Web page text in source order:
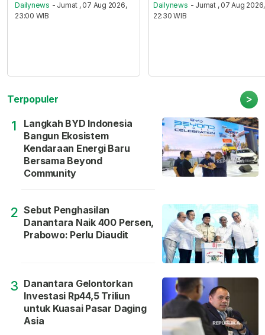
Dailynews - Jumat , 07 Aug 2026,
23:00 WIB
Dailynews - Jumat , 07 Aug 2026,
22:30 WIB
Terpopuler >
1
Langkah BYD Indonesia
Bangun Ekosistem
Kendaraan Energi Baru
Bersama Beyond
Community
2 Sebut Penghasilan
Danantara Naik 400 Persen,
Prabowo: Perlu Diaudit
3 Danantara Gelontorkan
Investasi Rp44,5 Triliun
untuk Kuasai Pasar Daging
Asia